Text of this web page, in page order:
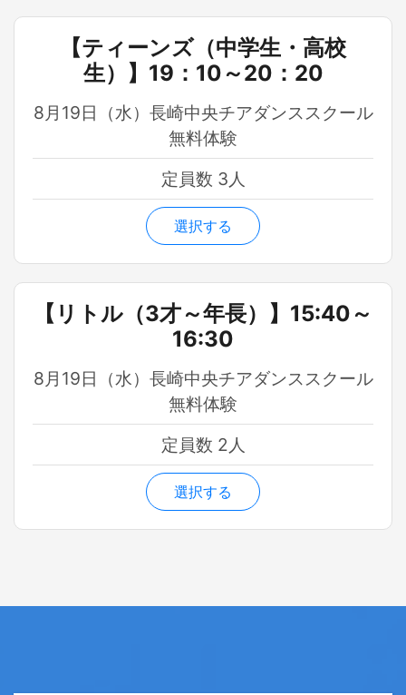
【ティーンズ（中学生・高校
生）】19：10～20：20
8月19日（水）長崎中央チアダンススクール
無料体験
定員数 3人
選択する
【リトル（3才～年長）】15:40～
16:30
8月19日（水）長崎中央チアダンススクール
無料体験
定員数 2人
選択する